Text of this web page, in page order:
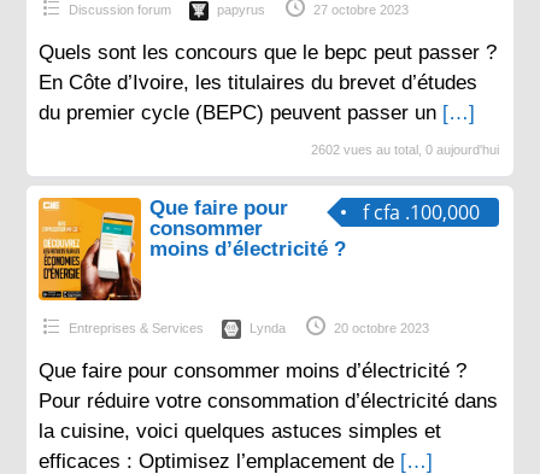
Discussion forum papyrus 27 octobre 2023
Quels sont les concours que le bepc peut passer ?
En Côte d’Ivoire, les titulaires du brevet d’études
du premier cycle (BEPC) peuvent passer un […]
2602 vues au total, 0 aujourd'hui
f cfa .100,000
Que faire pour
consommer
moins d’électricité ?
Entreprises & Services Lynda 20 octobre 2023
Que faire pour consommer moins d’électricité ?
Pour réduire votre consommation d’électricité dans
la cuisine, voici quelques astuces simples et
efficaces : Optimisez l’emplacement de […]